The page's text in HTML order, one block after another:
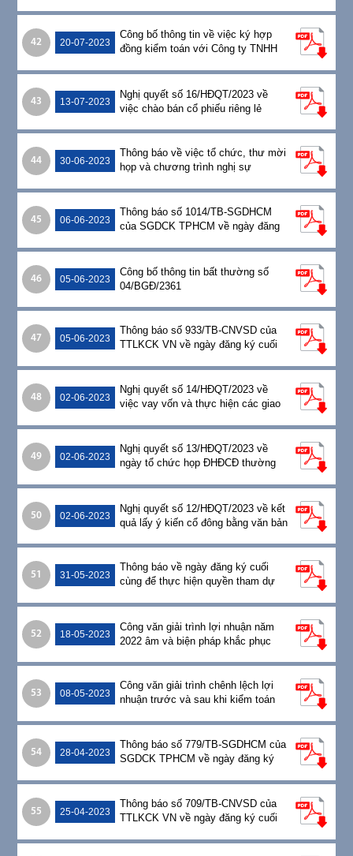
42 20-07-2023
Công bố thông tin về việc ký hợp
đồng kiểm toán với Công ty TNHH
43 13-07-2023
Nghị quyết số 16/HĐQT/2023 về
việc chào bán cổ phiếu riêng lẻ
44 30-06-2023
Thông báo về việc tổ chức, thư mời
họp và chương trình nghị sự
45 06-06-2023
Thông báo số 1014/TB-SGDHCM
của SGDCK TPHCM về ngày đăng
ĐHĐCĐ thường niên năm 2023
46 05-06-2023
Công bố thông tin bất thường số
04/BGĐ/2361
47 05-06-2023
Thông báo số 933/TB-CNVSD của
TTLKCK VN về ngày đăng ký cuối
sở hữu chứng khoán
48 02-06-2023
Nghị quyết số 14/HĐQT/2023 về
việc vay vốn và thực hiện các giao
49 02-06-2023
Nghị quyết số 13/HĐQT/2023 về
ngày tổ chức họp ĐHĐCĐ thường
50 02-06-2023
Nghị quyết số 12/HĐQT/2023 về kết
quả lấy ý kiến cổ đông bằng văn bản
51 31-05-2023
Thông báo về ngày đăng ký cuối
cùng để thực hiện quyền tham dự
52 18-05-2023
Công văn giải trình lợi nhuận năm
2022 âm và biện pháp khắc phục
53 08-05-2023
Công văn giải trình chênh lệch lợi
nhuận trước và sau khi kiểm toán
54 28-04-2023
Thông báo số 779/TB-SGDHCM của
SGDCK TPHCM về ngày đăng ký
quyết
55 25-04-2023
Thông báo số 709/TB-CNVSD của
TTLKCK VN về ngày đăng ký cuối
sở hữu chứng khoán